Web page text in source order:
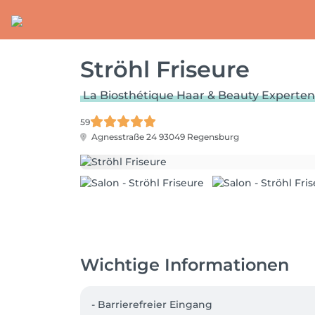
Ströhl Friseure
La Biosthétique Haar & Beauty Experten
59
Agnesstraße 24 93049 Regensburg
Wichtige Informationen
- Barrierefreier Eingang